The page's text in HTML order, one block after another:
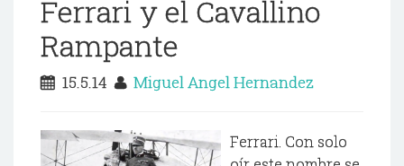
Ferrari y el Cavallino
Rampante
15.5.14 Miguel Angel Hernandez
Ferrari. Con solo